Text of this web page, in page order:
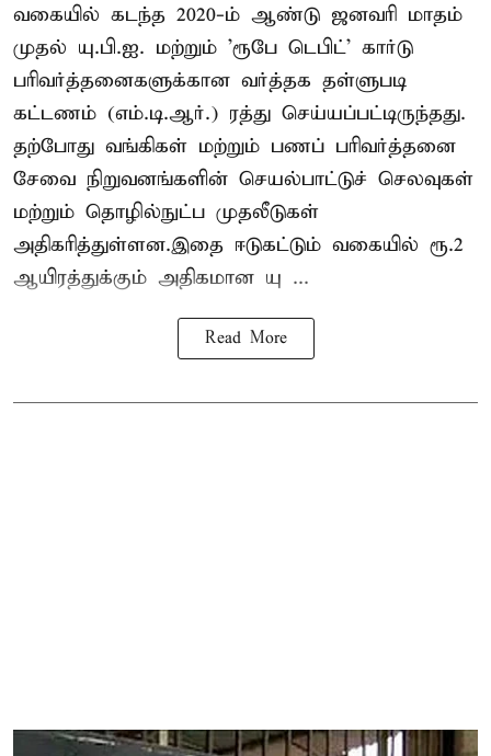
வகையில் கடந்த 2020-ம் ஆண்டு ஜனவரி மாதம்
முதல் யு.பி.ஐ. மற்றும் 'ரூபே டெபிட்' கார்டு
பரிவர்த்தனைகளுக்கான வர்த்தக தள்ளுபடி
கட்டணம் (எம்.டி.ஆர்.) ரத்து செய்யப்பட்டிருந்தது.
தற்போது வங்கிகள் மற்றும் பணப் பரிவர்த்தனை
சேவை நிறுவனங்களின் செயல்பாட்டுச் செலவுகள்
மற்றும் தொழில்நுட்ப முதலீடுகள்
அதிகரித்துள்ளன.இதை ஈடுகட்டும் வகையில் ரூ.2
ஆயிரத்துக்கும் அதிகமான யு ...
Read More